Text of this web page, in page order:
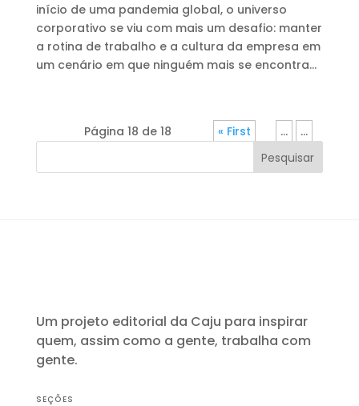
início de uma pandemia global, o universo
corporativo se viu com mais um desafio: manter
a rotina de trabalho e a cultura da empresa em
um cenário em que ninguém mais se encontra...
Página 18 de 18 « First ...
...
Pesquisar
Um projeto editorial da Caju para inspirar
quem, assim como a gente, trabalha com
gente.
SEÇÕES